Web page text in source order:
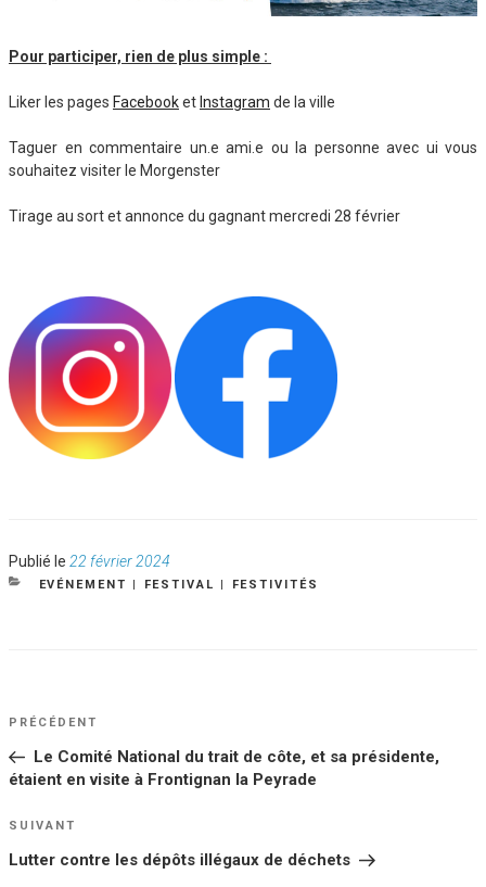
Pour participer, rien de plus simple :
Liker les pages Facebooket Instagram de la ville
Taguer en commentaire un.e ami.e ou la personne avec ui vous
souhaitez visiter le Morgenster
Tirage au sort et annonce du gagnant mercredi 28 février
Publié le Publié
le
22 février 2024
CATÉGORIES
EVÉNEMENT FESTIVAL FESTIVITÉS
NAVIGATION
DE
L’ARTICLE
Article
PRÉCÉDENT
Le Comité National du trait de côte, et sa présidente,
étaient en visite à Frontignan la Peyrade
Article
SUIVANT
Lutter contre les dépôts illégaux de déchets